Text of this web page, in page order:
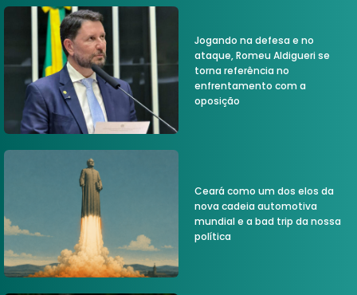
Jogando na defesa e no
ataque, Romeu Aldigueri se
torna referência no
enfrentamento com a
oposição
Ceará como um dos elos da
nova cadeia automotiva
mundial e a bad trip da nossa
política